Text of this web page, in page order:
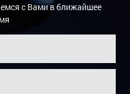
с Вами в ближайшее